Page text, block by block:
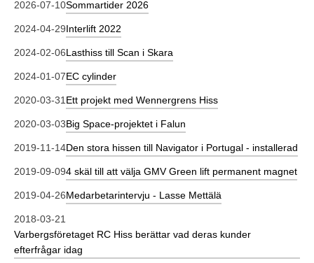
2026-07-10Sommartider 2026
2024-04-29Interlift 2022
2024-02-06Lasthiss till Scan i Skara
2024-01-07EC cylinder
2020-03-31 Ett projekt med Wennergrens Hiss
2020-03-03Big Space-projektet i Falun
2019-11-14Den stora hissen till Navigator i Portugal - installerad
2019-09-094 skäl till att välja GMV Green lift permanent magnet
2019-04-26Medarbetarintervju - Lasse Mettälä
2018-03-21
Varbergsföretaget RC Hiss berättar vad deras kunder
efterfrågar idag